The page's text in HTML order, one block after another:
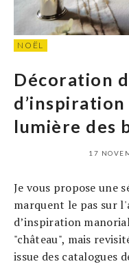
NOËL
Décoration
lumière des
17
Je vous propose une
marquent le pas sur
d’inspiration
"château", mais
issue des catalogues